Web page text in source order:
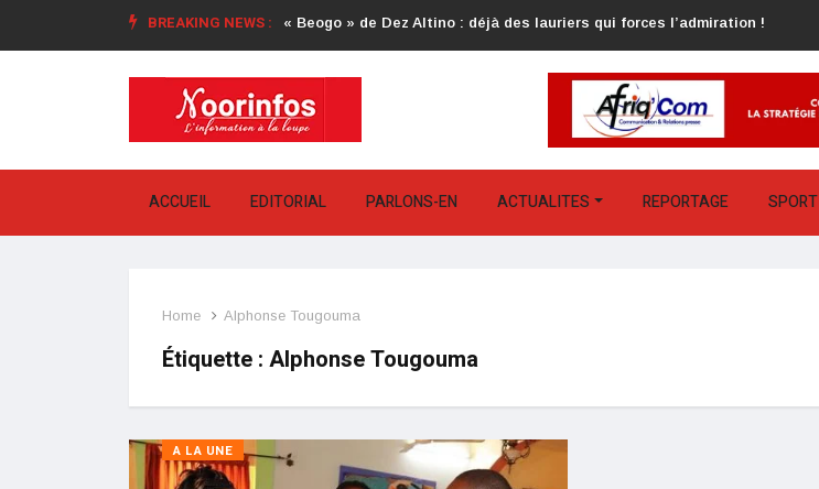
BREAKING NEWS : « Beogo » de Dez Altino : déjà des lauriers qui forces l’admiration !
ACCUEIL EDITORIAL PARLONS-EN ACTUALITES REPORTAGE SPORT
Home Alphonse Tougouma
Étiquette : Alphonse Tougouma
A LA UNE